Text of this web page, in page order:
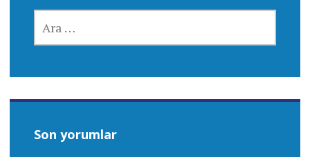
Son yorumlar